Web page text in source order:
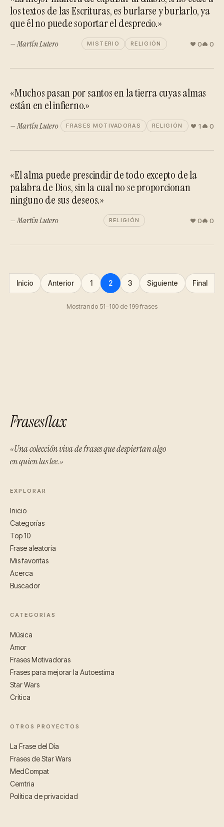
los textos de las Escrituras, es burlarse y burlarlo, ya
que él no puede soportar el desprecio.»
— Martín Lutero MISTERIO RELIGIÓN 0 0
«Muchos pasan por santos en la tierra cuyas almas
están en el infierno.»
— Martín Lutero FRASES MOTIVADORAS RELIGIÓN 1 0
«El alma puede prescindir de todo excepto de la
palabra de Dios, sin la cual no se proporcionan
ninguno de sus deseos.»
— Martín Lutero RELIGIÓN 0 0
Inicio Anterior 1 2 3 Siguiente Final
Mostrando 51–100 de 199 frases
Frasesflax
«Una colección viva de frases que despiertan algo
en quien las lee.»
EXPLORAR
Inicio
Categorías
Top 10
Frase aleatoria
Mis favoritas
Acerca
Buscador
CATEGORÍAS
Música
Amor
Frases Motivadoras
Frases para mejorar la Autoestima
Star Wars
Crítica
OTROS PROYECTOS
La Frase del Día
Frases de Star Wars
MedCompat
Cemtria
Política de privacidad